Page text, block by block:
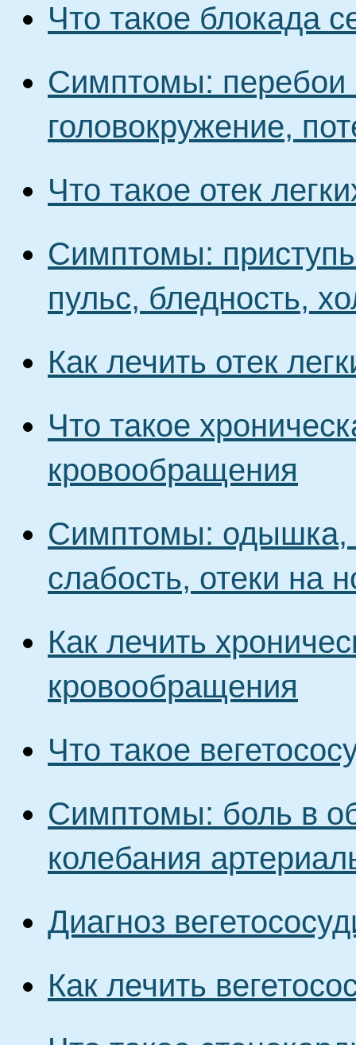
Что такое блокада
Симптомы: перебои
головокружение,
Что такое отек
Симптомы:
пульс, бледность,
Как лечить отек
Что такое
кровообращения
Симптомы: одышка,
слабость, отеки на
Как лечить
кровообращения
Что такое
Симптомы: боль в
колебания
Диагноз
Как лечить